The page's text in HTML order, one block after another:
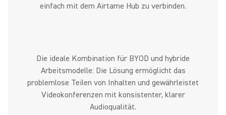
einfach mit dem Airtame Hub zu verbinden.
Die ideale Kombination für BYOD und hybride
Arbeitsmodelle: Die Lösung ermöglicht das
problemlose Teilen von Inhalten und gewährleistet
Videokonferenzen mit konsistenter, klarer
Audioqualität.